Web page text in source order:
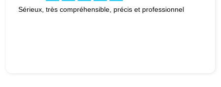
Sérieux, très compréhensible, précis et professionnel